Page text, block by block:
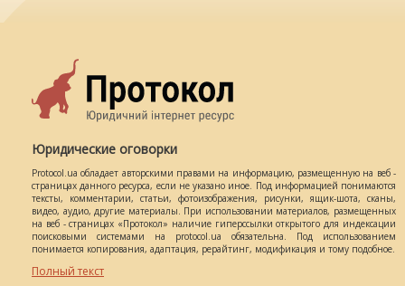
Юридические оговорки
Protocol.ua обладает авторскими правами на информацию, размещенную на веб -
страницах данного ресурса, если не указано иное. Под информацией понимаются
тексты, комментарии, статьи, фотоизображения, рисунки, ящик-шота, сканы,
видео, аудио, другие материалы. При использовании материалов, размещенных
на веб - страницах «Протокол» наличие гиперссылки открытого для индексации
поисковыми системами на protocol.ua обязательна. Под использованием
понимается копирования, адаптация, рерайтинг, модификация и тому подобное.
Полный текст